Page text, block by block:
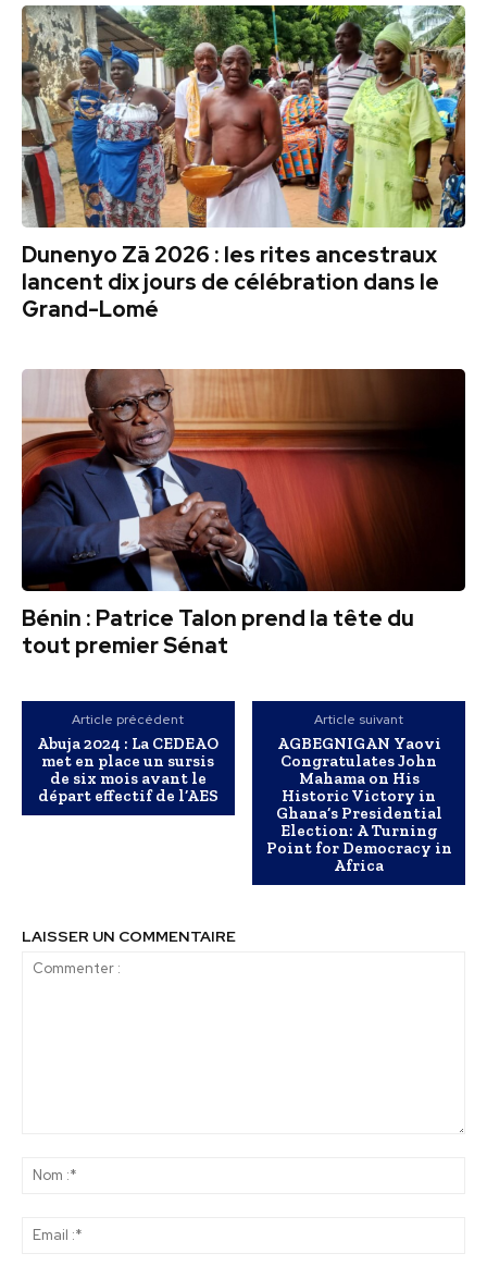
Dunenyo Zā 2026 : les rites ancestraux
lancent dix jours de célébration dans le
Grand-Lomé
Bénin : Patrice Talon prend la tête du
tout premier Sénat
Article précédent
Abuja 2024 : La CEDEAO
met en place un sursis
de six mois avant le
départ effectif de l’AES
Article suivant
AGBEGNIGAN Yaovi
Congratulates John
Mahama on His
Historic Victory in
Ghana’s Presidential
Election: A Turning
Point for Democracy in
Africa
LAISSER UN COMMENTAIRE